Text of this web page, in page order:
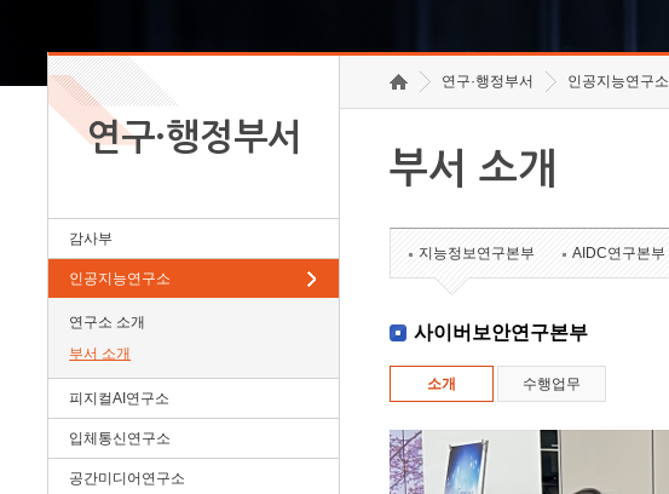
연구·행정부서
감사부
인공지능연구소
연구소 소개
부서 소개
피지컬AI연구소
입체통신연구소
공간미디어연구소
연구·행정부서 인공지능연구소
부서 소개
지능정보연구본부 AIDC연구본부
사이버보안연구본부
소개 수행업무